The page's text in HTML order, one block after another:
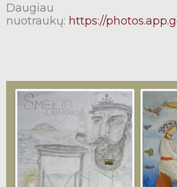
Daugiau
nuotraukų: https://